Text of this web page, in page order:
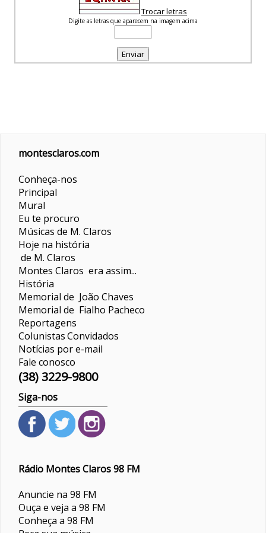
Trocar letras
Digite as letras que aparecem na imagem acima
montesclaros.com
Conheça-nos
Principal
Mural
Eu te procuro
Músicas de M. Claros
Hoje na história
de M. Claros
Montes Claros era assim...
História
Memorial de João Chaves
Memorial de Fialho Pacheco
Reportagens
ColunistasConvidados
Notícias por e-mail
Fale conosco
(38) 3229-9800
Siga-nos
Rádio Montes Claros 98 FM
Anuncie na 98 FM
Ouça e veja a 98 FM
Conheça a 98 FM